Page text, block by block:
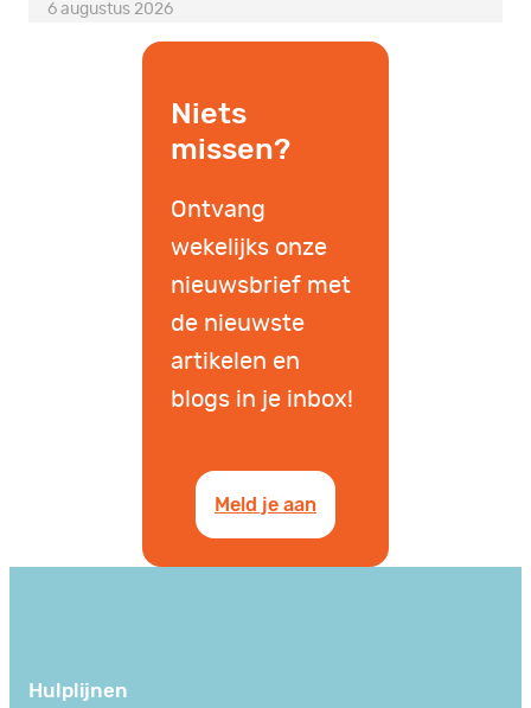
6 augustus 2026
Niets
missen?
Ontvang
wekelijks onze
nieuwsbrief met
de nieuwste
artikelen en
blogs in je inbox!
Meld je aan
Hulplijnen